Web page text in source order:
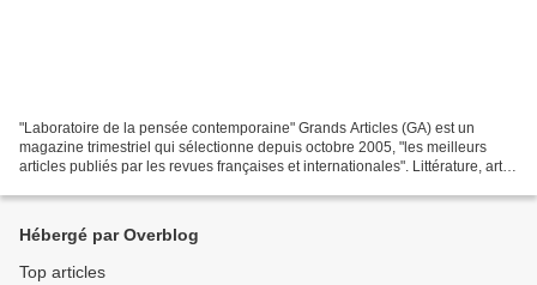
"Laboratoire de la pensée contemporaine" Grands Articles (GA) est un
magazine trimestriel qui sélectionne depuis octobre 2005, "les meilleurs
articles publiés par les revues françaises et internationales". Littérature, arts,
Hébergé par Overblog
Top articles